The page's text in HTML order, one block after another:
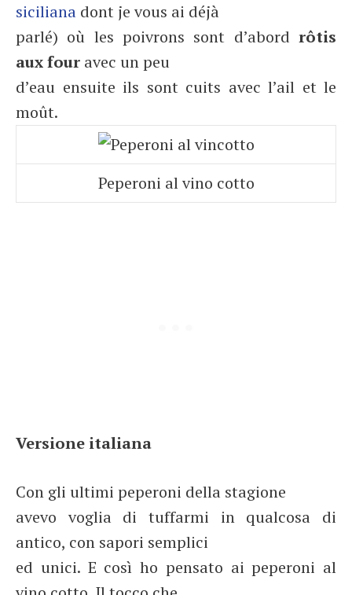
siciliana dont je vous ai déjà
parlé) où les poivrons sont d’abord rôtis
aux four avec un peu
d’eau ensuite ils sont cuits avec l’ail et le
moût.
Peperoni al vino cotto
Versione italiana
Con gli ultimi peperoni della stagione
avevo voglia di tuffarmi in qualcosa di
antico, con sapori semplici
ed unici. E così ho pensato ai peperoni al